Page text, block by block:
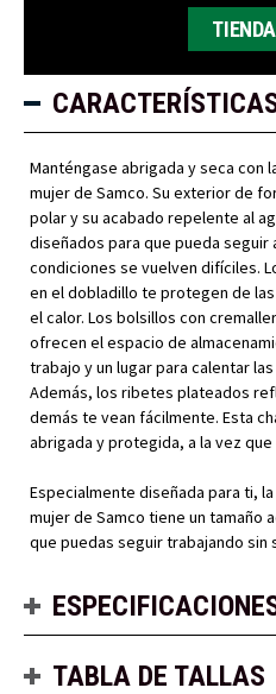
Manténgase abrigada y seca con
mujer de Samco. Su exterior de
polar y su acabado repelente al
diseñados para que pueda seguir
condiciones se vuelven difíciles.
en el dobladillo te protegen de
el calor. Los bolsillos con
ofrecen el espacio de
trabajo y un lugar para calentar
Además, los ribetes plateados
demás te vean fácilmente. Esta
abrigada y protegida, a la vez
Especialmente diseñada para ti,
mujer de Samco tiene un tamaño
que puedas seguir trabajando sin
TABLA DE TALLAS